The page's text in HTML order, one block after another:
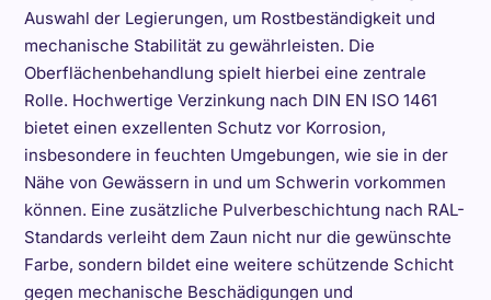
Auswahl der Legierungen, um Rostbeständigkeit und
mechanische Stabilität zu gewährleisten. Die
Oberflächenbehandlung spielt hierbei eine zentrale
Rolle. Hochwertige Verzinkung nach DIN EN ISO 1461
bietet einen exzellenten Schutz vor Korrosion,
insbesondere in feuchten Umgebungen, wie sie in der
Nähe von Gewässern in und um Schwerin vorkommen
können. Eine zusätzliche Pulverbeschichtung nach RAL-
Standards verleiht dem Zaun nicht nur die gewünschte
Farbe, sondern bildet eine weitere schützende Schicht
gegen mechanische Beschädigungen und